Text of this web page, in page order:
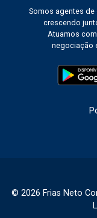
Somos agentes
crescendo
Atuamos
negociação
© 2026 Frias Neto